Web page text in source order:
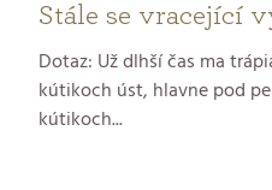
Stále se vracející
Dotaz: Už dlhší čas ma
kútikoch úst, hlavne pod
kútikoch...